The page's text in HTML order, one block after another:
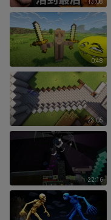
13:08
0:48
23:05
22:16